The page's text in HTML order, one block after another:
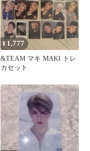
¥ 1,777
&TEAM マキ MAKI トレ
カセット